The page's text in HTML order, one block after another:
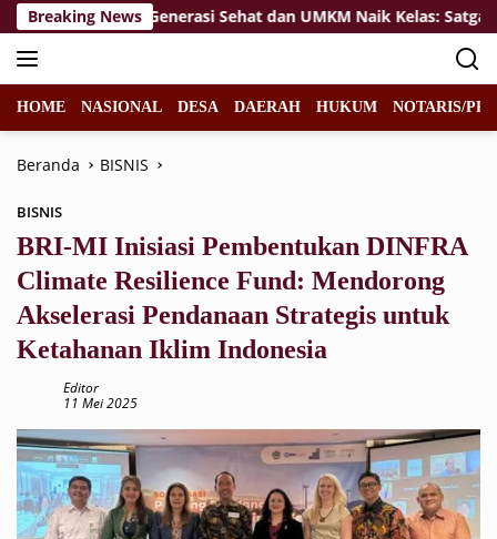
Langsung
ke
konten
Breaking News
Wujudkan Generasi Sehat dan UMKM Naik Kelas: Satgas
HOME NASIONAL DESA DAERAH HUKUM NOTARIS/
Beranda BISNIS
BISNIS
BRI-MI Inisiasi Pembentukan DINFRA
Climate Resilience Fund: Mendorong
Akselerasi Pendanaan Strategis untuk
Ketahanan Iklim Indonesia
Editor
11 Mei 2025